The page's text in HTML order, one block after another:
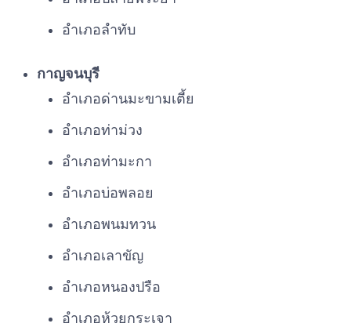
อำเภอลำทับ
กาญจนบุรี
อำเภอด่านมะขามเตี้ย
อำเภอท่าม่วง
อำเภอท่ามะกา
อำเภอบ่อพลอย
อำเภอพนมทวน
อำเภอเลาขัญ
อำเภอหนองปรือ
อำเภอห้วยกระเจา